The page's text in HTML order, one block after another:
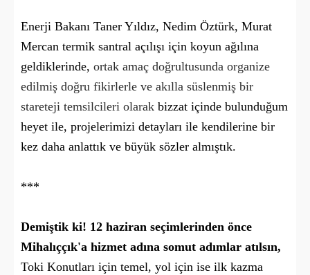
Enerji Bakanı Taner Yıldız, Nedim Öztürk, Murat
Mercan termik santral açılışı için koyun ağılına
geldiklerinde, ortak amaç doğrultusunda organize
edilmiş doğru fikirlerle ve akılla süslenmiş bir
stareteji temsilcileri olarak bizzat içinde bulunduğum
heyet ile, projelerimizi detayları ile kendilerine bir
kez daha anlattık ve büyük sözler almıştık.
***
Demiştik ki! 12 haziran seçimlerinden önce
Mihalıççık'a hizmet adına somut adımlar atılsın,
Toki Konutları için temel, yol için ise ilk kazma